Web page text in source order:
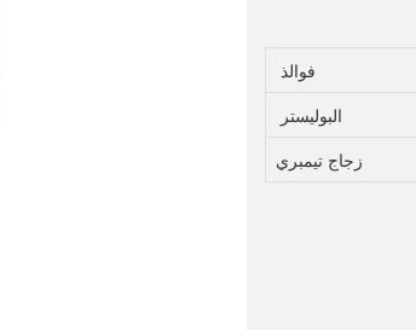
فوالذ
البوليستر
زجاج تيمبري